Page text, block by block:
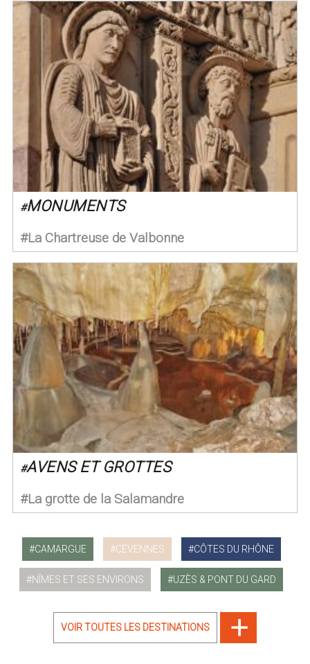
#MONUMENTS
La Chartreuse de Valbonne
#AVENS ET GROTTES
La grotte de la Salamandre
CAMARGUE CÉVENNES CÔTES DU RHÔNE
NÎMES ET SES ENVIRONS UZÈS & PONT DU GARD
VOIR TOUTES LES DESTINATIONS